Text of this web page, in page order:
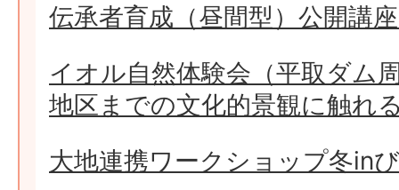
伝承者育成（昼間型）公開講
イオル自然体験会（平取ダム
地区までの文化的景観に触れ
大地連携ワークショップ冬in